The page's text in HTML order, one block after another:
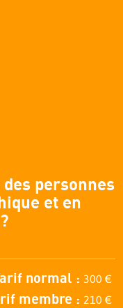
personnes
et en
normal : 300 €
membre : 210 €